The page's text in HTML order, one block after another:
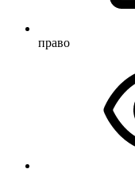
право